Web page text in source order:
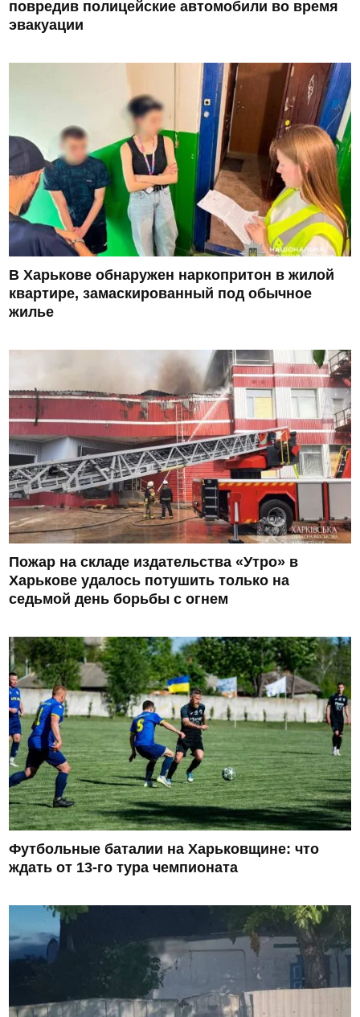
повредив полицейские автомобили во время
эвакуации
В Харькове обнаружен наркопритон в жилой
квартире, замаскированный под обычное
жилье
Пожар на складе издательства «Утро» в
Харькове удалось потушить только на
седьмой день борьбы с огнем
Футбольные баталии на Харьковщине: что
ждать от 13-го тура чемпионата